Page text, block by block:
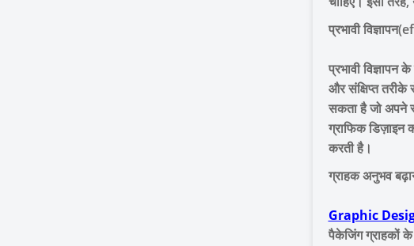
प्रभावी
प्रभावी
और संक्षिप्त
सकता है जो अपने
ग्राफिक डिज़ाइन
करती है।
ग्राहक अनुभव
Graphic
पैकेजिंग ग्राहकों